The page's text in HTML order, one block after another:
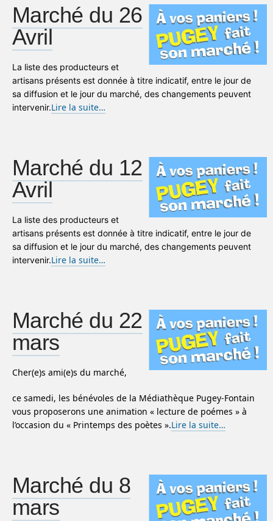
Marché du 26
Avril
La liste des producteurs et
artisans présents est donnée à titre indicatif, entre le jour de
sa diffusion et le jour du marché, des changements peuvent
intervenir.Lire la suite…
Marché du 12
Avril
La liste des producteurs et
artisans présents est donnée à titre indicatif, entre le jour de
sa diffusion et le jour du marché, des changements peuvent
intervenir.Lire la suite…
Marché du 22
mars
Cher(e)s ami(e)s du marché,
ce samedi, les bénévoles de la Médiathèque Pugey-Fontain
vous proposerons une animation « lecture de poémes » à
l’occasion du « Printemps des poètes ».Lire la suite…
Marché du 8
mars